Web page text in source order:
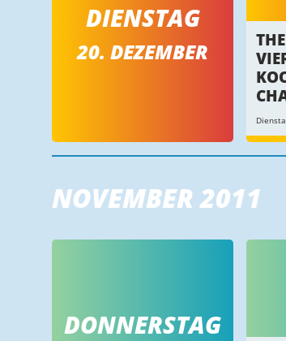
DIENSTAG
20. DEZEMBER
NOVEMBER 2011
DONNERSTAG